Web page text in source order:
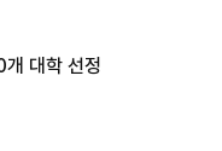
대학 선정